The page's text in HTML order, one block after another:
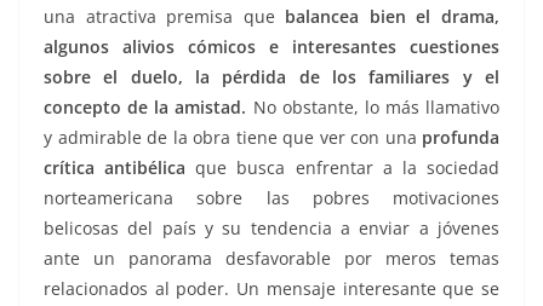
una atractiva premisa que balancea bien el drama,
algunos alivios cómicos e interesantes cuestiones
sobre el duelo, la pérdida de los familiares y el
concepto de la amistad. No obstante, lo más llamativo
y admirable de la obra tiene que ver con una profunda
crítica antibélica que busca enfrentar a la sociedad
norteamericana sobre las pobres motivaciones
belicosas del país y su tendencia a enviar a jóvenes
ante un panorama desfavorable por meros temas
relacionados al poder. Un mensaje interesante que se